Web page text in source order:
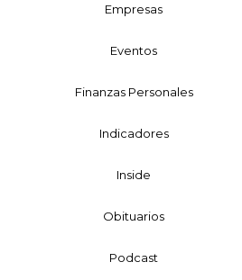
Empresas
Eventos
Finanzas Personales
Indicadores
Inside
Obituarios
Podcast